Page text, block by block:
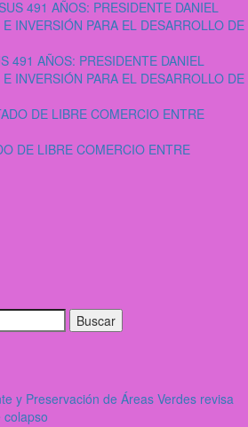
491 AÑOS: PRESIDENTE DANIEL
INVERSIÓN PARA EL DESARROLLO DE
DE LIBRE COMERCIO ENTRE
y Preservación de Áreas Verdes revisa